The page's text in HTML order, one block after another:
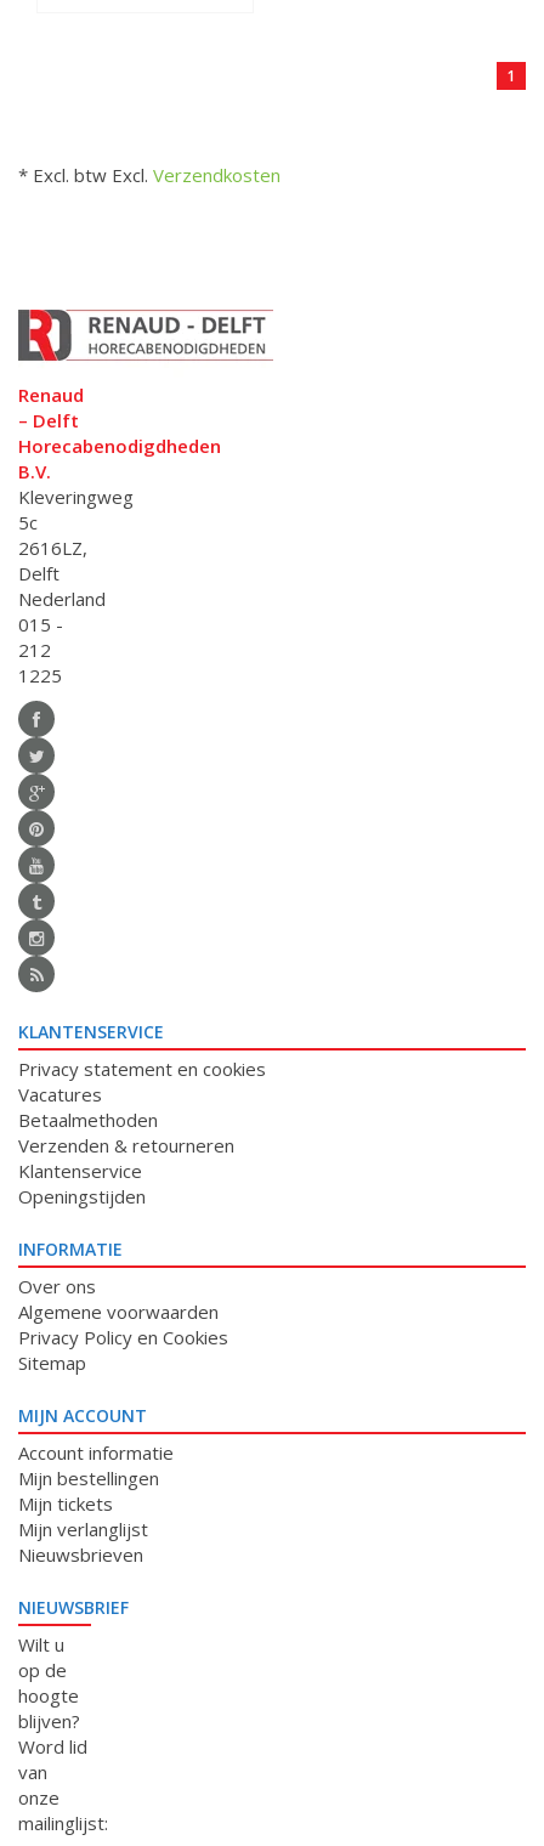
1
* Excl. btw Excl. Verzendkosten
Renaud
– Delft
Horecabenodigdheden
B.V.
Kleveringweg
5c
2616LZ,
Delft
Nederland
015 -
212
1225
KLANTENSERVICE
Privacy statement en cookies
Vacatures
Betaalmethoden
Verzenden & retourneren
Klantenservice
Openingstijden
INFORMATIE
Over ons
Algemene voorwaarden
Privacy Policy en Cookies
Sitemap
MIJN ACCOUNT
Account informatie
Mijn bestellingen
Mijn tickets
Mijn verlanglijst
Nieuwsbrieven
NIEUWSBRIEF
Wilt u
op de
hoogte
blijven?
Word lid
van
onze
mailinglijst: